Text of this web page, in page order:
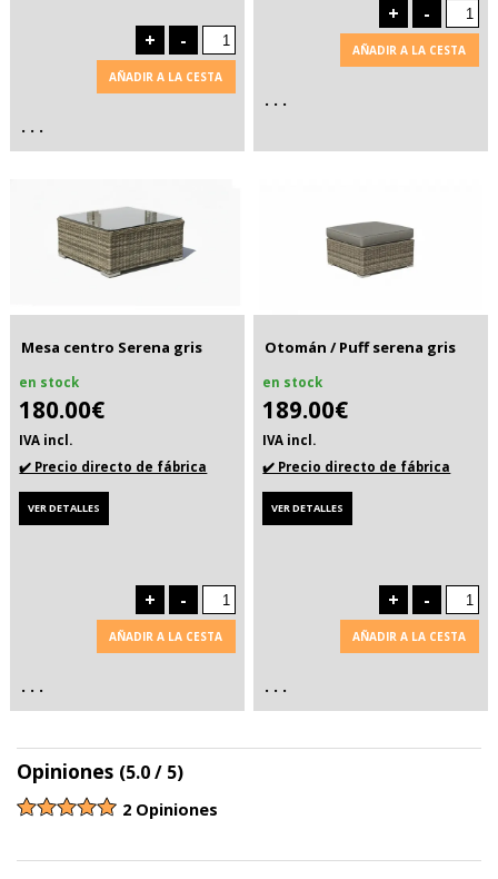
+ -
AÑADIR A LA CESTA
. . .
+ -
AÑADIR A LA CESTA
. . .
Mesa centro Serena gris
en stock
180.00€
IVA incl.
✔️ Precio directo de fábrica
VER DETALLES
+ -
AÑADIR A LA CESTA
. . .
Otomán / Puff serena gris
en stock
189.00€
IVA incl.
✔️ Precio directo de fábrica
VER DETALLES
+ -
AÑADIR A LA CESTA
. . .
Opiniones (5.0 / 5)
2 Opiniones